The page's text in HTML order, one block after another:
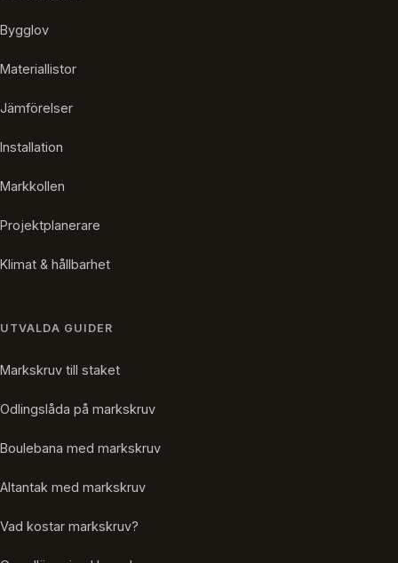
Bygglov
Materiallistor
Jämförelser
Installation
Markkollen
Projektplanerare
Klimat & hållbarhet
UTVALDA GUIDER
Markskruv till staket
Odlingslåda på markskruv
Boulebana med markskruv
Altantak med markskruv
Vad kostar markskruv?